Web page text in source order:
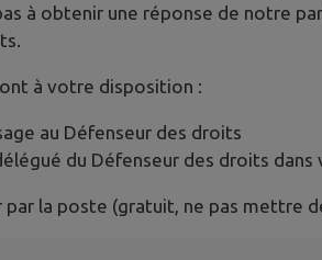
à obtenir une réponse de notre
à votre disposition :
au Défenseur des droits
du Défenseur des droits
par la poste (gratuit, ne pas mettre